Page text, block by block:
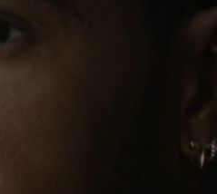
por suas conquistas
recentes têm sido
de seus ambientes
por novas experiências ao
a se desafiar e
longo do caminho.